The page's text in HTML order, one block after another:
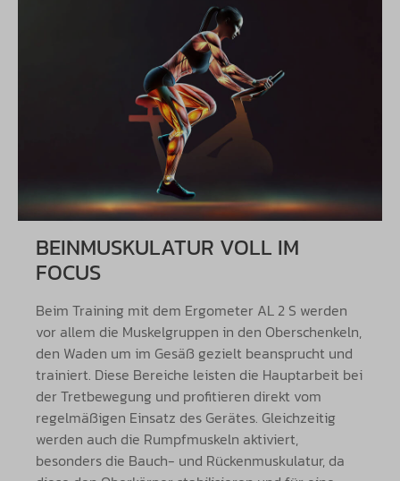
BEINMUSKULATUR VOLL IM
FOCUS
Beim Training mit dem Ergometer AL 2 S werden
vor allem die Muskelgruppen in den Oberschenkeln,
den Waden um im Gesäß gezielt beansprucht und
trainiert. Diese Bereiche leisten die Hauptarbeit bei
der Tretbewegung und profitieren direkt vom
regelmäßigen Einsatz des Gerätes. Gleichzeitig
werden auch die Rumpfmuskeln aktiviert,
besonders die Bauch- und Rückenmuskulatur, da